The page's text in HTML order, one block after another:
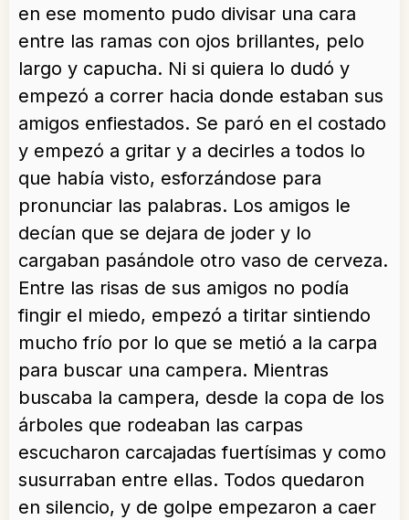
en ese momento pudo divisar una cara
entre las ramas con ojos brillantes, pelo
largo y capucha. Ni si quiera lo dudó y
empezó a correr hacia donde estaban sus
amigos enfiestados. Se paró en el costado
y empezó a gritar y a decirles a todos lo
que había visto, esforzándose para
pronunciar las palabras. Los amigos le
decían que se dejara de joder y lo
cargaban pasándole otro vaso de cerveza.
Entre las risas de sus amigos no podía
fingir el miedo, empezó a tiritar sintiendo
mucho frío por lo que se metió a la carpa
para buscar una campera. Mientras
buscaba la campera, desde la copa de los
árboles que rodeaban las carpas
escucharon carcajadas fuertísimas y como
susurraban entre ellas. Todos quedaron
en silencio, y de golpe empezaron a caer